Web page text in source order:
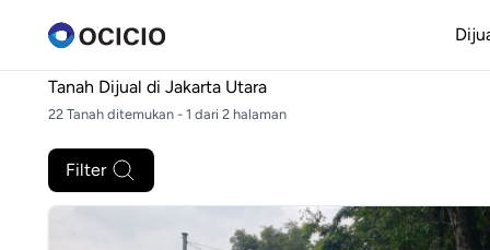
Tanah Dijual di Jakarta Utara
22 Tanah ditemukan - 1 dari 2 halaman
Filter